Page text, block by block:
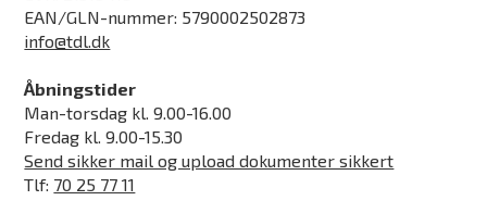
EAN/GLN-nummer: 5790002502873
info@tdl.dk
Åbningstider
Man-torsdag kl. 9.00-16.00
Fredag kl. 9.00-15.30
Send sikker mail og upload dokumenter sikkert
Tlf: 70 25 77 11